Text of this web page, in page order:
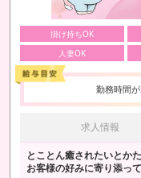
掛け持ちOK
人妻OK
勤務時間が
求人情報
とことん癒されたいとか
お客様の好みに寄り添っ